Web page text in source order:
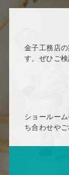
金子工務店
す。ぜひご検
ショールー
ち合わせやご